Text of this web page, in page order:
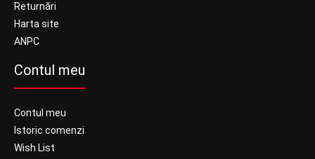
Returnări
Harta site
ANPC
Contul meu
Contul meu
Istoric comenzi
Wish List